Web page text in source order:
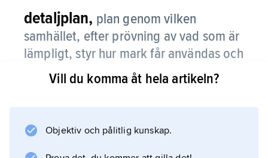
detaljplan, plan genom vilken
samhället, efter prövning av vad som är
lämpligt, styr hur mark får användas och
vilka byggnader eller anläggningar som
får finnas.
måste hänsyn tas till olika intressen, t.ex.
Vill du komma åt hela artikeln?
Objektiv och pålitlig kunskap.